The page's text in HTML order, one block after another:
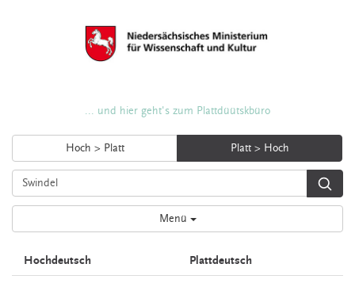
... und hier geht's zum Plattdüütskbüro
Hoch > Platt Platt > Hoch
Menü
Hochdeutsch Plattdeutsch